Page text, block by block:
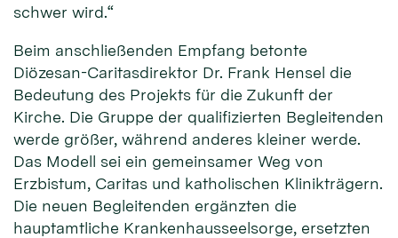
schwer wird.“
Beim anschließenden Empfang betonte
Diözesan-Caritasdirektor Dr. Frank Hensel die
Bedeutung des Projekts für die Zukunft der
Kirche. Die Gruppe der qualifizierten Begleitenden
werde größer, während anderes kleiner werde.
Das Modell sei ein gemeinsamer Weg von
Erzbistum, Caritas und katholischen Klinikträgern.
Die neuen Begleitenden ergänzten die
hauptamtliche Krankenhausseelsorge, ersetzten